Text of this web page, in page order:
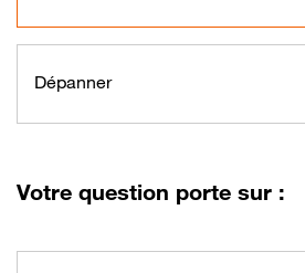
Dépanner
Votre question porte sur :